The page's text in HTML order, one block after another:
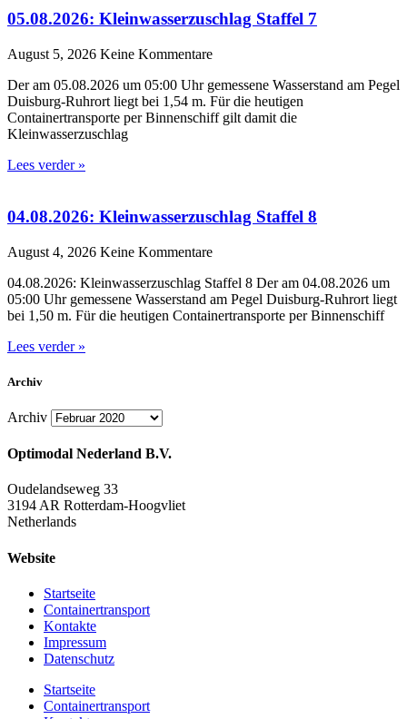
05.08.2026: Kleinwasserzuschlag Staffel 7
August 5, 2026 Keine Kommentare
Der am 05.08.2026 um 05:00 Uhr gemessene Wasserstand am Pegel
Duisburg-Ruhrort liegt bei 1,54 m. Für die heutigen
Containertransporte per Binnenschiff gilt damit die
Kleinwasserzuschlag
Lees verder »
04.08.2026: Kleinwasserzuschlag Staffel 8
August 4, 2026 Keine Kommentare
04.08.2026: Kleinwasserzuschlag Staffel 8 Der am 04.08.2026 um
05:00 Uhr gemessene Wasserstand am Pegel Duisburg-Ruhrort liegt
bei 1,50 m. Für die heutigen Containertransporte per Binnenschiff
Lees verder »
Archiv
Archiv
Optimodal Nederland B.V.
Oudelandseweg 33
3194 AR Rotterdam-Hoogvliet
Netherlands
Website
Startseite
Containertransport
Kontakte
Impressum
Datenschutz
Startseite
Containertransport